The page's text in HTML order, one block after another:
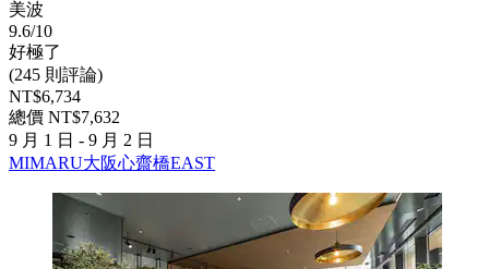
美波
9.6/10
好極了
(245 則評論)
NT$6,734
總價 NT$7,632
9 月 1 日 - 9 月 2 日
MIMARU大阪心齋橋EAST